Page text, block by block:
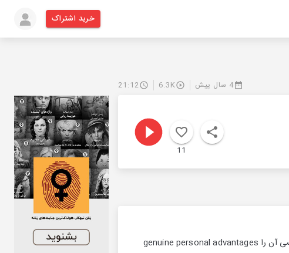
خرید اشتراک
4 سال پیش 6.3K
21:12
11
جرعه بیست و دوم: مزیت‌های اصیل فردی شوپنهاور از اصطلاحی استفاده کرده است که مترجم انگلیسی آن را genuine personal advantages